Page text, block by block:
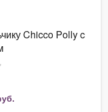
Chicco Polly c